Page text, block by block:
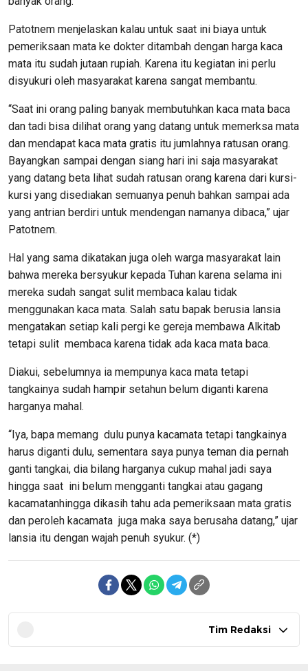
Patotnem menjelaskan kalau untuk saat ini biaya untuk
pemeriksaan mata ke dokter ditambah dengan harga kaca
mata itu sudah jutaan rupiah. Karena itu kegiatan ini perlu
disyukuri oleh masyarakat karena sangat membantu.
“Saat ini orang paling banyak membutuhkan kaca mata baca
dan tadi bisa dilihat orang yang datang untuk memerksa mata
dan mendapat kaca mata gratis itu jumlahnya ratusan orang.
Bayangkan sampai dengan siang hari ini saja masyarakat
yang datang beta lihat sudah ratusan orang karena dari kursi-
kursi yang disediakan semuanya penuh bahkan sampai ada
yang antrian berdiri untuk mendengan namanya dibaca,” ujar
Patotnem.
Hal yang sama dikatakan juga oleh warga masyarakat lain
bahwa mereka bersyukur kepada Tuhan karena selama ini
mereka sudah sangat sulit membaca kalau tidak
menggunakan kaca mata. Salah satu bapak berusia lansia
mengatakan setiap kali pergi ke gereja membawa Alkitab
tetapi sulit membaca karena tidak ada kaca mata baca.
Diakui, sebelumnya ia mempunya kaca mata tetapi
tangkainya sudah hampir setahun belum diganti karena
harganya mahal.
“Iya, bapa memang dulu punya kacamata tetapi tangkainya
harus diganti dulu, sementara saya punya teman dia pernah
ganti tangkai, dia bilang harganya cukup mahal jadi saya
hingga saat ini belum mengganti tangkai atau gagang
kacamatanhingga dikasih tahu ada pemeriksaan mata gratis
dan peroleh kacamata juga maka saya berusaha datang,” ujar
lansia itu dengan wajah penuh syukur. (*)
Tim Redaksi